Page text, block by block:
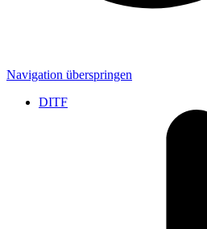
Navigation überspringen
DITF